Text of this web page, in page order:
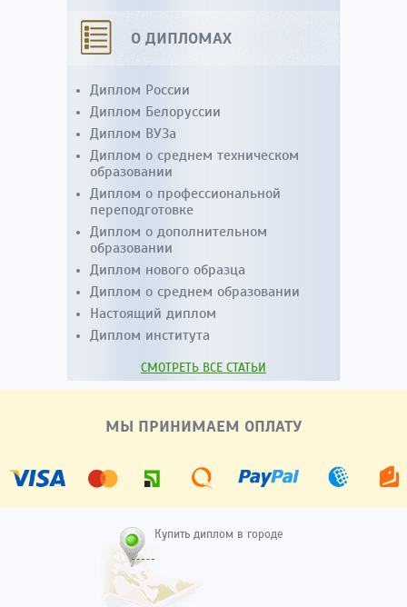
О ДИПЛОМАХ
Диплом России
Диплом Белоруссии
Диплом ВУЗа
Диплом о среднем техническом
образовании
Диплом о профессиональной
переподготовке
Диплом о дополнительном
образовании
Диплом нового образца
Диплом о среднем образовании
Настоящий диплом
Диплом института
СМОТРЕТЬ ВСЕ СТАТЬИ
МЫ ПРИНИМАЕМ ОПЛАТУ
Купить диплом в городе